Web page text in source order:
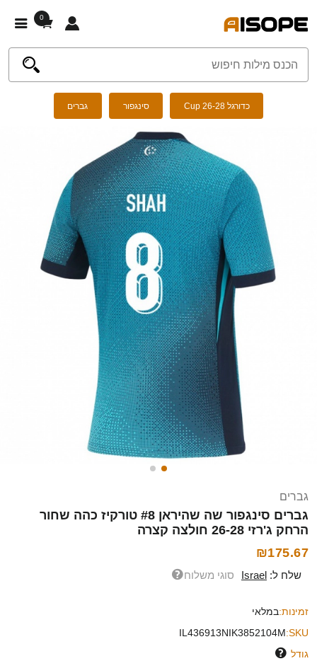
0
כדורגל Cup 26-28 סינגפור גברים
גברים
גברים סינגפור שה שהיראן #8 טורקיז כהה שחור
הרחק ג'רזי 26-28 חולצה קצרה
₪175.67
שלח ל: Israel סוגי משלוח
זמינות:במלאי
SKU:
IL436913NIK3852104M
גודל